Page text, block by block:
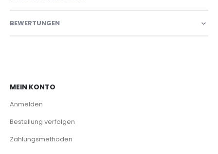
BEWERTUNGEN
MEIN KONTO
Anmelden
Bestellung verfolgen
Zahlungsmethoden